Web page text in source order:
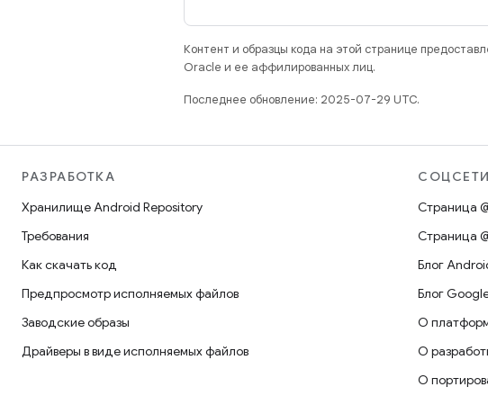
Контент и образцы кода на этой странице
Oracle и ее аффилированных лиц.
Последнее обновление: 2025-07-29 UTC.
РАЗРАБОТКА
Хранилище Android Repository
Требования
Как скачать код
Предпросмотр исполняемых файлов
Заводские образы
Драйверы в виде исполняемых файлов
СОЦСЕТИ
Страница
Страница
Блог
Блог
О
О
О